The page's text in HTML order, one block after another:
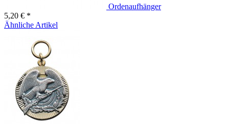
Ordenaufhänger
5,20 € *
Ähnliche Artikel